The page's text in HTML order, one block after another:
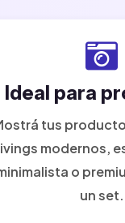
Ideal para
tus
modernos,
o
un set.